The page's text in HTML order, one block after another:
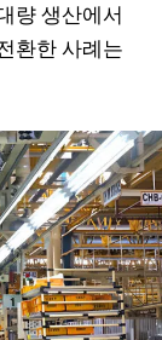
량 생산에서
환한 사례는